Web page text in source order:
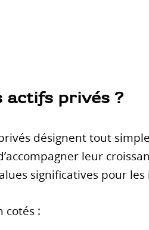
actifs privés ?
désignent tout
leur
significatives pour les
cotés :